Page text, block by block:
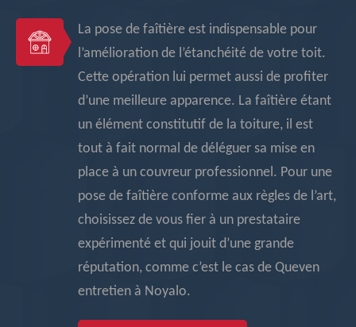
La pose de faîtière est indispensable pour
l’amélioration de l’étanchéité de votre toit.
Cette opération lui permet aussi de profiter
d’une meilleure apparence. La faîtière étant
un élément constitutif de la toiture, il est
tout à fait normal de déléguer sa mise en
place à un couvreur professionnel. Pour une
pose de faîtière conforme aux règles de l’art,
choisissez de vous fier à un prestataire
expérimenté et qui jouit d’une grande
réputation, comme c’est le cas de Queven
entretien à Noyalo.